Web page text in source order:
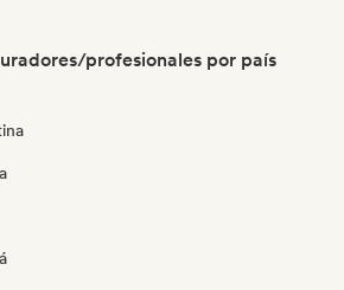
profesionales por país